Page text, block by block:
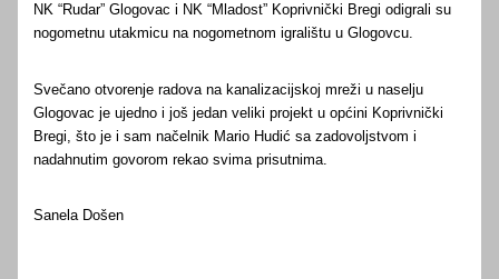
NK “Rudar” Glogovac i NK “Mladost” Koprivnički Bregi odigrali su
nogometnu utakmicu na nogometnom igralištu u Glogovcu.
Svečano otvorenje radova na kanalizacijskoj mreži u naselju
Glogovac je ujedno i još jedan veliki projekt u općini Koprivnički
Bregi, što je i sam načelnik Mario Hudić sa zadovoljstvom i
nadahnutim govorom rekao svima prisutnima.
Sanela Došen